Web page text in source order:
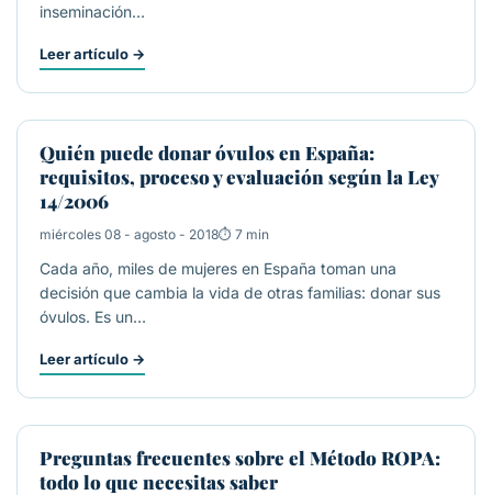
inseminación…
Leer artículo →
DONACIÓN DE ÓVULOS
Quién puede donar óvulos en España:
requisitos, proceso y evaluación según la Ley
14/2006
miércoles 08 - agosto - 2018 7 min
Cada año, miles de mujeres en España toman una
decisión que cambia la vida de otras familias: donar sus
óvulos. Es un…
Leer artículo →
ROPA
Preguntas frecuentes sobre el Método ROPA:
todo lo que necesitas saber